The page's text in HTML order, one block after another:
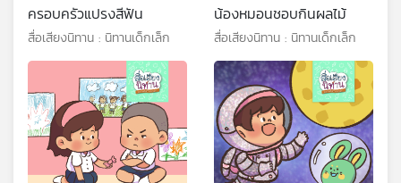
ครอบครัวแปรงสีฟัน
สื่อเสียงนิทาน : นิทานเด็กเล็ก
น้องหมอนชอบกินผลไม้
สื่อเสียงนิทาน : นิทานเด็กเล็ก